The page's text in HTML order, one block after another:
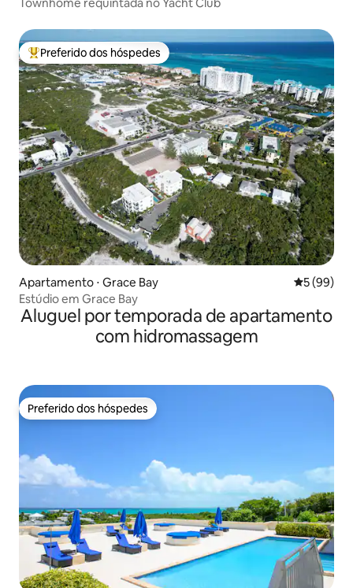
Entre os melhores preferidos dos hóspedes
Preferido dos hóspedes
Apartamento ⋅ Grace Bay 5 de uma
5 (99)
Estúdio em Grace Bay
Aluguel por temporada de apartamento
com hidromassagem
Preferido dos hóspedes
Preferido dos hóspedes